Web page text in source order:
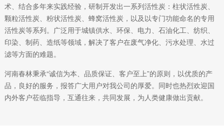
术、结合多年来实践经验，研制开发出一系列活性炭：柱状活性炭、
颗粒活性炭、粉状活性炭、蜂窝活性炭，以及以专门功能命名的专用
活性炭等系列。广泛用于城镇供水、环保、电力、石油化工、纺织、
印染、制药、造纸等领域，解决了客户在废气净化、污水处理、水过
滤等方面的难题。
河南春林秉承“诚信为本、品质保证、客户至上”的原则，以优质的产
品，良好的服务，报答广大用户对我公司的厚爱。同时也热烈欢迎国
内外客户莅临指导，互通往来，共同发展，为人类健康做出贡献。